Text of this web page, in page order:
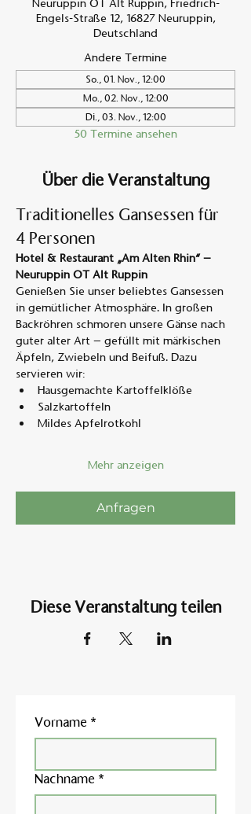
Neuruppin OT Alt Ruppin, Friedrich-
Engels-Straße 12, 16827 Neuruppin,
Deutschland
Andere Termine
So., 01. Nov., 12:00
Mo., 02. Nov., 12:00
Di., 03. Nov., 12:00
50 Termine ansehen
Über die Veranstaltung
Traditionelles Gansessen für
4 Personen
Hotel & Restaurant „Am Alten Rhin“ –
Neuruppin OT Alt Ruppin
Genießen Sie unser beliebtes Gansessen
in gemütlicher Atmosphäre. In großen
Backröhren schmoren unsere Gänse nach
guter alter Art – gefüllt mit märkischen
Äpfeln, Zwiebeln und Beifuß. Dazu
servieren wir:
Hausgemachte Kartoffelklöße
Salzkartoffeln
Mildes Apfelrotkohl
Mehr anzeigen
Anfragen
Diese Veranstaltung teilen
Vorname *
Nachname *